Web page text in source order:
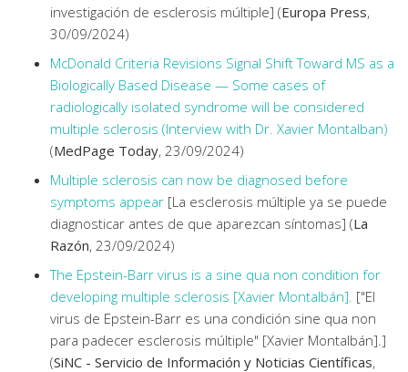
investigación de esclerosis múltiple] (Europa Press,
30/09/2024)
McDonald Criteria Revisions Signal Shift Toward MS as a
Biologically Based Disease — Some cases of
radiologically isolated syndrome will be considered
multiple sclerosis (Interview with Dr. Xavier Montalban)
(MedPage Today, 23/09/2024)
Multiple sclerosis can now be diagnosed before
symptoms appear [La esclerosis múltiple ya se puede
diagnosticar antes de que aparezcan síntomas] (La
Razón, 23/09/2024)
The Epstein-Barr virus is a sine qua non condition for
developing multiple sclerosis [Xavier Montalbán]. ["El
virus de Epstein-Barr es una condición sine qua non
para padecer esclerosis múltiple" [Xavier Montalbán].]
(SiNC - Servicio de Información y Noticias Científicas,